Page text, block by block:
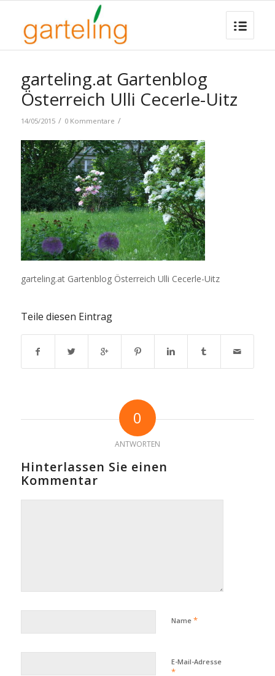
garteling.at Gartenblog
Österreich Ulli Cecerle-Uitz
14/05/2015 / 0 Kommentare /
garteling.at Gartenblog Österreich Ulli Cecerle-Uitz
Teile diesen Eintrag
0
ANTWORTEN
Hinterlassen Sie einen
Kommentar
Name *
E-Mail-Adresse
*